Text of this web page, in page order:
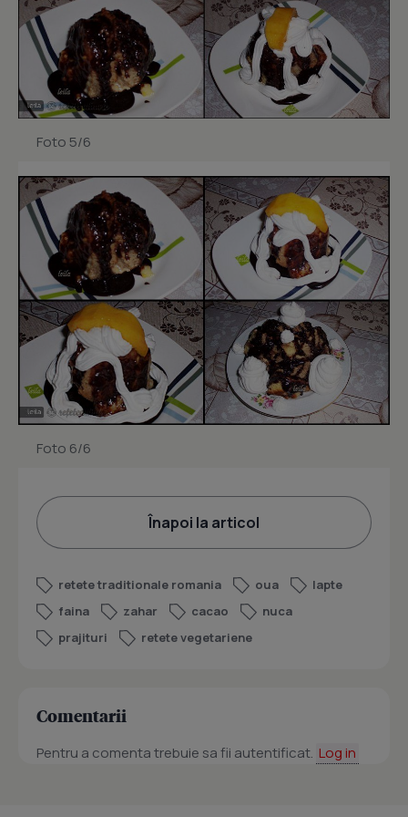
Foto 5/6
Foto 6/6
Înapoi la articol
retete traditionale romania oua
lapte
faina
zahar cacao
nuca
prajituri
retete vegetariene
Comentarii
Pentru a comenta trebuie sa fii autentificat. Log in